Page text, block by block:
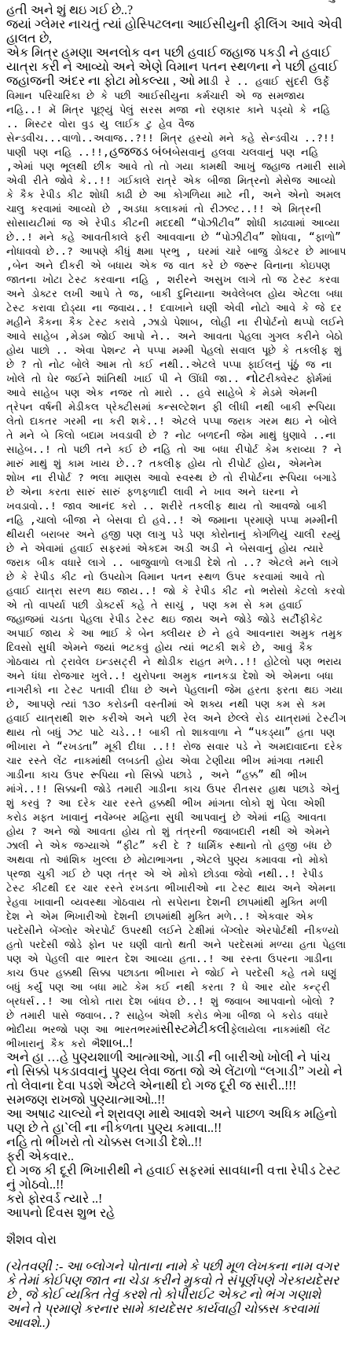
હતી અને શું થઇ ગઈ છે..?
જ્યાં ગ્લેમર નાચતું ત્યાં હોસ્પિટલના આઈસીયુની ફીલિંગ આવે એવી
હાલત છે,
એક મિત્ર હમણા અનલોક વન પછી હવાઈ જહાજ પકડી ને હવાઈ
યાત્રા કરી ને આવ્યો અને એણે વિમાન પતન સ્થળના ને પછી હવાઈ
જહાજની અંદર ના ફોટા મોકલ્યા , ઓ માડી રે .. હવાઈ સુંદરી ઉર્ફે
વિમાન પરિચારિકા છે કે પછી આઈસીયુના કર્મચારી એ જ સમજાય
નહિ..! મેં મિત્ર પૂછ્યું પેલું સરસ મજા નો રણકાર કાને પડ્યો કે નહિ
.. મિસ્ટર વોરા વુડ યુ લાઈક ટુ હેવ વૈજ
સેન્ડવીચ...વાળો..અવાજ..?!! મિત્ર હસ્યો મને કહે સેન્ડવીચ ..?!!
પાણી પણ નહિ ..!!, હજજ્ડ બંબબેસવાનું હલવા ચલવાનું પણ નહિ
,એમાં પણ ભૂલથી છીંક આવે તો તો ગયા કામથી આખું જહાજ તમારી સામે
એવી રીતે જોવે કે..!! ગઈકાલે રાત્રે એક બીજા મિત્રનો મેસેજ આવ્યો
કે કૈક રેપીડ કીટ શોધી કાઢી છે આ કોગળિયા માટે ની, અને એનો અમલ
ચાલુ કરવામાં આવ્યો છે ,અડધા કલાકમાં તો રીઝલ્ટ..!! એ મિત્રની
સોસાયટીમાં જ એ રેપીડ કીટની મદદથી “પોઝીટીવ” શોધી કાઢવામાં આવ્યા
છે..! મને કહે આવતીકાલે ફરી આવવાના છે “પોઝીટીવ” શોધવા, “ફાળો”
નોધાવવો છે..? આપણે કીધું ક્ષમા પ્રભુ , ઘરમાં ચારે બાજુ ડોક્ટર છે માબાપ
,બેન અને દીકરી એ બધાય એક જ વાત કરે છે જરૂર વિનાના કોઇપણ
જાતના ખોટા ટેસ્ટ કરવાના નહિ , શરીરને અસુખ લાગે તો જ ટેસ્ટ કરવા
અને ડોક્ટર લખી આપે તે જ, બાકી દુનિયાના અવેલેબલ હોય એટલા બધા
ટેસ્ટ કરાવા દોડ્યા ના જવાય..! દવાખાને ઘણી એવી નોટો આવે કે જે દર
મહીને કૈકના કૈક ટેસ્ટ કરાવે ,ઝાડો પેશાબ, લોહી ના રીપોર્ટનો થપ્પો લઈને
આવે સાહેબ ,મેડમ જોઈ આપો ને.. અને આવતા પેહલા ગુગલ કરીને બેઠો
હોય પાછો .. એવા પેશન્ટ ને પપ્પા મમ્મી પેહલો સવાલ પૂછે કે તકલીફ શું
છે ? તો નોટ બોલે આમ તો કઈ નથી..એટલે પપ્પા ફાઈલનું પૂંઠું જ ના
ખોલે તો ઘેર જઈને શાંતિથી ખાઈ પી ને ઊંઘી જા.. નોટરીક્વેસ્ટ ફોર્મમાં
આવે સાહેબ પણ એક નજર તો મારો .. હવે સાહેબે કે મેડમે એમની
ત્રેપન વર્ષની મેડીકલ પ્રેક્ટીસમાં કન્સલ્ટેશન ફી લીધી નથી બાકી રૂપિયા
લેતો દાકતર ગરમી ના કરી શકે..! એટલે પપ્પા જરાક ગરમ થઇ ને બોલે
તે મને બે કિલો બદામ ખવડાવી છે ? નોટ બળદની જેમ માથું ધુણાવે ..ના
સાહેબ..! તો પછી તને કઈ છે નહિ તો આ બધા રીપોર્ટ કેમ કરાવ્યા ? ને
મારું માથું શું કામ ખાય છે..? તકલીફ હોય તો રીપોર્ટ હોય, એમનેમ
શોખ ના રીપોર્ટ ? ભલા માણસ આવો સ્વસ્થ છે તો રીપોર્ટના રૂપિયા બગાડે
છે એના કરતા સારું સારું ફળફળાદી લાવી ને ખાવ અને ઘરના ને
ખવડાવો..! જાવ આનંદ કરો .. શરીરે તકલીફ થાય તો આવજો બાકી
નહિ ,ચાલો બીજા ને બેસવા દો હવે..! એ જમાના પ્રમાણે પપ્પા મમ્મીની
થીયરી બરાબર અને હજી પણ લાગુ પડે પણ કોરોનાનું કોગળિયું ચાલી રહ્યું
છે ને એવામાં હવાઈ સફરમાં એકદમ અડી અડી ને બેસવાનું હોય ત્યારે
જરાક બીક વધારે લાગે .. બાજુવાળો લગાડી દેશે તો ..? એટલે મને લાગે
છે કે રેપીડ કીટ નો ઉપયોગ વિમાન પતન સ્થળ ઉપર કરવામાં આવે તો
હવાઈ યાત્રા સરળ થઇ જાય..! જો કે રેપીડ કીટ નો ભરોસો કેટલો કરવો
એ તો વાપર્યા પછી ડોક્ટર્સ કહે તે સાચું , પણ કમ સે કમ હવાઈ
જહાજમાં ચડતા પેહલા રેપીડ ટેસ્ટ થઇ જાય અને જોડે જોડે સર્ટીફીકેટ
અપાઈ જાય કે આ ભાઈ કે બેન ક્લીયર છે ને હવે આવનારા અમુક તમુક
દિવસો સુધી એમને જ્યાં ભટકવું હોય ત્યાં ભટકી શકે છે, આવું કૈક
ગોઠવાય તો ટ્રાવેલ ઇન્ડસટ્રી ને થોડીક રાહત મળે..!! હોટેલો પણ ભરાય
અને ધંધા રોજગાર ખુલે..! યુરોપના અમુક નાનકડા દેશો એ એમના બધા
નાગરીકો ના ટેસ્ટ પતાવી દીધા છે અને પેહલાની જેમ હરતા ફરતા થઇ ગયા
છે, આપણે ત્યાં ૧૩૦ કરોડની વસ્તીમાં એ શક્ય નથી પણ કમ સે કમ
હવાઈ યાત્રાથી શરુ કરીએ અને પછી રેલ અને છેલ્લે રોડ યાત્રામાં ટેસ્ટીંગ
થાય તો બધું ઝટ પાટે ચડે..! બાકી તો શાકવાળા ને “પકડ્યા” હતા પણ
ભીખારા ને “રખડતા” મૂકી દીધા ..!! રોજ સવાર પડે ને અમદાવાદના દરેક
ચાર રસ્તે લેંટ નાકમાંથી લબડતી હોય એવા ટેણીયા ભીખ માંગવા તમારી
ગાડીના કાચ ઉપર રૂપિયા નો સિક્કો પછાડે , અને “હક્ક” થી ભીખ
માંગે..!! સિક્કાની જોડે તમારી ગાડીના કાચ ઉપર રીતસર હાથ પછાડે એનું
શું કરવું ? આ દરેક ચાર રસ્તે હક્કથી ભીખ માંગતા લોકો શું પેલા એશી
કરોડ મફત ખાવાનું નવેંમ્બર મહિના સુધી આપવાનું છે એમાં નહિ આવતા
હોય ? અને જો આવતા હોય તો શું તંત્રની જવાબદારી નથી એ એમને
ઝાલી ને એક જગ્યાએ “ફીટ” કરી દે ? ધાર્મિક સ્થાનો તો હજી બંધ છે
અથવા તો આંશિક ખુલ્લા છે મોટાભાગના ,એટલે પુણ્ય કમાવવા નો મોકો
પ્રજા ચુકી ગઈ છે પણ તંત્ર એ એ મોકો છોડવા જેવો નથી..! રેપીડ
ટેસ્ટ કીટથી દર ચાર રસ્તે રખડતા ભીખારીઓ ના ટેસ્ટ થાય અને એમના
રેહવા ખાવાની વ્યવસ્થા ગોઠવાય તો સપેરાના દેશની છાપમાંથી મુક્તિ મળી
દેશ ને એમ ભિખારીઓ દેશની છાપમાંથી મુક્તિ મળે..! એકવાર એક
પરદેસીને બેંગ્લોર એરપોર્ટ ઉપરથી લઈને ટેક્ષીમાં બેંગ્લોર એરપોર્ટથી નીકળ્યો
હતો પરદેસી જોડે ફોન પર ઘણી વાતો થતી અને પરદેસમાં મળ્યા હતા પેહલા
પણ એ પેહલી વાર ભારત દેશ આવ્યા હતા..! આ રસ્તા ઉપરના ગાડીના
કાચ ઉપર હક્કથી સિક્કા પછાડતા ભીખારા ને જોઈ ને પરદેસી કહે તમે ઘણું
બધું કર્યું પણ આ બધા માટે કેમ કઈ નથી કરતા ? ધે આર યોર કન્ટ્રી
બ્રધર્સ..! આ લોકો તારા દેશ બાંધવ છે..! શું જવાબ આપવાનો બોલો ?
છે તમારી પાસે જવાબ..? સાહેબ એશી કરોડ ભેગા બીજા બે કરોડ વધારે
ભોદીયા ભરજો પણ આ ભારતભરમાંસીસ્ટમેટીકલીફેલાયેલા નાકમાંથી લેંટ
ભીખારાનું કૈક કરો ભૈશાબ..!
અને હા …હે પુણ્યશાળી આત્માઓ, ગાડી ની બારીઓ ખોલી ને પાંચ
નો સિક્કો પકડાવવાનું પુણ્ય લેવા જતા જો એ લેંટાળો “લગાડી” ગયો ને
તો લેવાના દેવા પડશે એટલે એનાથી દો ગજ દૂરી જ સારી..!!!
સમજણ રાખજો પુણ્યાત્માઓ..!!
આ અષાઢ ચાલ્યો ને શ્રાવણ માથે આવશે અને પાછળ અધિક મહિનો
પણ છે તે હા`લી ના નીકળતા પુણ્ય કમાવા..!!
નહિ તો ભીખરો તો ચોક્કસ લગાડી દેશે..!!
ફરી એકવાર..
દો ગજ કી દૂરી ભિખારીથી ને હવાઈ સફરમાં સાવધાની વત્તા રેપીડ ટેસ્ટ
નું ગોઠવો..!!
કરો ફોરવર્ડ ત્યારે ..!
આપનો દિવસ શુભ રહે
શૈશવ વોરા
(ચેતવણી :- આ બ્લોગને પોતાના નામે કે પછી મૂળ લેખકના નામ વગર
કે તેમાં કોઈપણ જાત ના ચેડા કરીને મુકવો તે સંપૂર્ણપણે ગેરકાયદેસર
છે , જે કોઈ વ્યક્તિ તેવું કરશે તો કોપીરાઈટ એકટ નો ભંગ ગણાશે
અને તે પ્રમાણે કરનાર સામે કાયદેસર કાર્યવાહી ચોક્કસ કરવામાં
આવશે..)